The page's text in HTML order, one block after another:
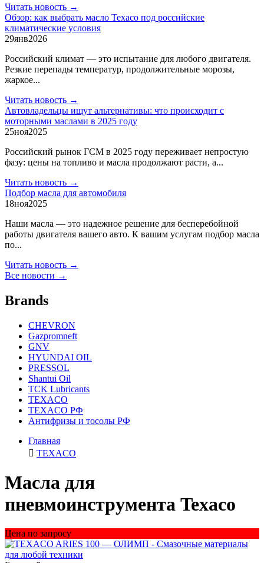
Читать новость →
Обзор: как выбрать масло Texaco под российские
климатические условия
29янв2026
Российский климат — это испытание для любого двигателя.
Резкие перепады температур, продолжительные морозы,
жаркое...
Читать новость →
Автовладельцы ищут альтернативы: что происходит с
моторными маслами в 2025 году
25ноя2025
Российский рынок ГСМ в 2025 году переживает непростую
фазу: цены на топливо и масла продолжают расти, а...
Читать новость →
Подбор масла для автомобиля
18ноя2025
Наши масла — это надежное решение для бесперебойной
работы двигателя вашего авто. К вашим услугам подбор масла
по...
Читать новость →
Все новости →
Brands
CHEVRON
Gazpromneft
GNV
HYUNDAI OIL
PRESSOL
Shantui Oil
TCK Lubricants
TEXACO
TEXACO РФ
Антифризы и тосолы РФ
Главная
TEXACO
Масла для
пневмоинструмента Texaco
Цена по запросу